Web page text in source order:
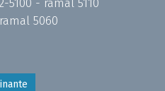
5100 - ramal 5110
5060